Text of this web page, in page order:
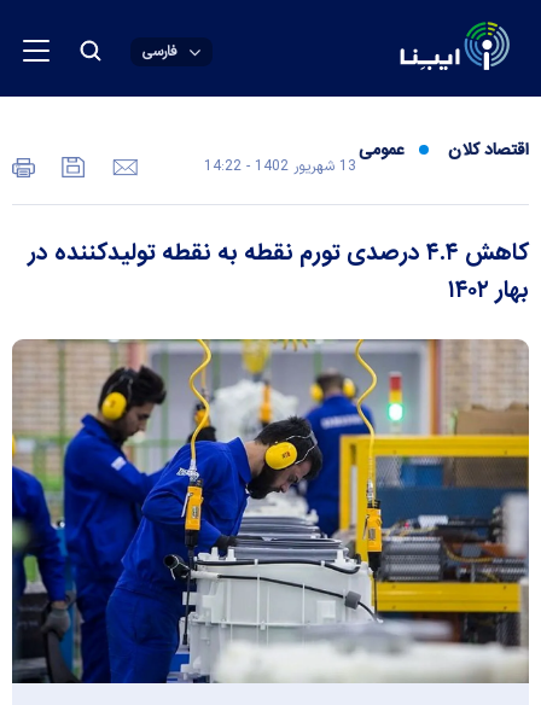
فارسی
اقتصاد کلان عمومی
13 شهريور 1402 - 14:22
کاهش ۴.۴ درصدی تورم نقطه به نقطه تولیدکننده در
بهار ۱۴۰۲